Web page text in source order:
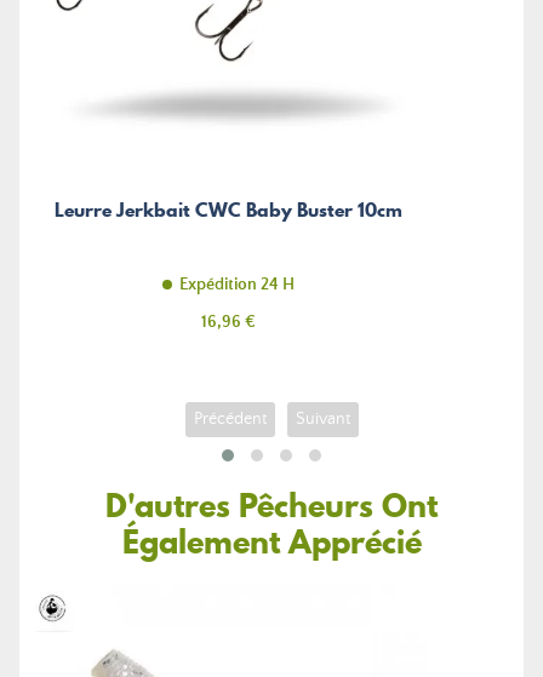
Leurre Jerkbait CWC Baby Buster 10cm
Expédition 24 H
Prix
16,96 €
Précédent Suivant
D'autres Pêcheurs Ont
Également Apprécié